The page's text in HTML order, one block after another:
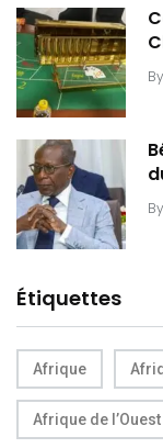
By
By
Étiquettes
Afrique
Afrique de l’Ouest